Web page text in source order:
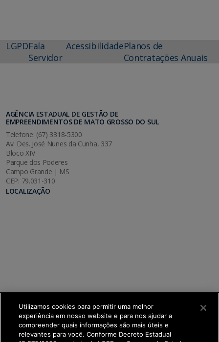
LGPDFala
Servidor
AcessibilidadePlanos de
Contratações Anuais
AGÊNCIA ESTADUAL DE GESTÃO DE
EMPREENDIMENTOS DE MATO GROSSO DO SUL
Telefone: (67) 3318-5300
Av. Des. José Nunes da Cunha, 337
Bloco XIV
Parque dos Poderes
Campo Grande | MS
CEP: 79.031-310
LOCALIZAÇÃO
Utilizamos cookies para permitir uma melhor
experiência em nosso website e para nos ajudar a
compreender quais informações são mais úteis e
relevantes para você. Conforme Decreto Estadual